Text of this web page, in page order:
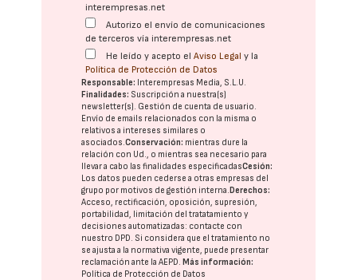
interempresas.net
Autorizo el envío de comunicaciones
de terceros vía interempresas.net
He leído y acepto elAviso Legal y la
Política de Protección de Datos
Responsable: Interempresas Media, S.L.U.
Finalidades: Suscripción a nuestra(s)
newsletter(s). Gestión de cuenta de usuario.
Envío de emails relacionados con la misma o
relativos a intereses similares o
asociados.Conservación: mientras dure la
relación con Ud., o mientras sea necesario para
llevar a cabo las finalidades especificadasCesión:
Los datos pueden cederse a otras empresas del
grupo por motivos de gestión interna.Derechos:
Acceso, rectificación, oposición, supresión,
portabilidad, limitación del tratatamiento y
decisiones automatizadas: contacte con
nuestro DPD. Si considera que el tratamiento no
se ajusta a la normativa vigente, puede presentar
reclamación ante laAEPD.Más información:
Política de Protección de Datos